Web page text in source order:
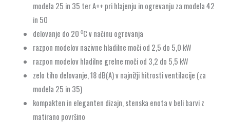
modela 25 in 35 ter A++ pri hlajenju in ogrevanju za modela 42
in 50
delovanje do 20 ⁰C v načinu ogrevanja
razpon modelov nazivne hladilne moči od 2,5 do 5,0 kW
razpon modelov hladilne grelne moči od 3,2 do 5,5 kW
zelo tiho delovanje, 18 dB(A) v najnižji hitrosti ventilacije (za
modela 25 in 35)
kompakten in eleganten dizajn, stenska enota v beli barvi z
matirano površino